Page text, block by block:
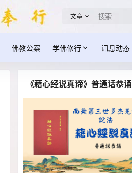
文章
佛教公案 学佛修行 讯息动态
《藉心经说真谛》普通话恭诵